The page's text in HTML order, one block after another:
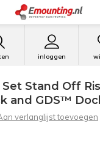
inloggen
Set Stand Off
and GDS™
verlanglijst toevoegen